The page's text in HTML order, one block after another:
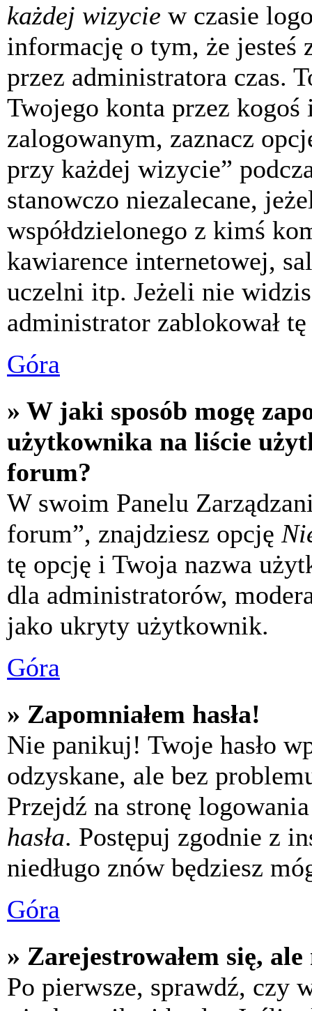
każdej wizycie w czasie
informację o tym, że jesteś
przez administratora czas.
Twojego konta przez kogoś
zalogowanym, zaznacz
przy każdej wizycie”
stanowczo niezalecane,
współdzielonego z kimś
kawiarence internetowej,
uczelni itp. Jeżeli nie
administrator zablokował
Góra
» W jaki sposób mogę
użytkownika na liście
forum?
W swoim Panelu
forum”, znajdziesz opcję
tę opcję i Twoja nazwa
dla administratorów,
jako ukryty użytkownik.
Góra
» Zapomniałem hasła!
Nie panikuj! Twoje hasło
odzyskane, ale bez
Przejdź na stronę
hasła. Postępuj zgodnie z
niedługo znów będziesz
Góra
» Zarejestrowałem się,
Po pierwsze, sprawdź, czy